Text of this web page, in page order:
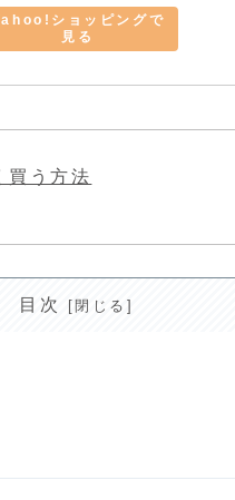
ショッピングで
見る
買う方法
目次